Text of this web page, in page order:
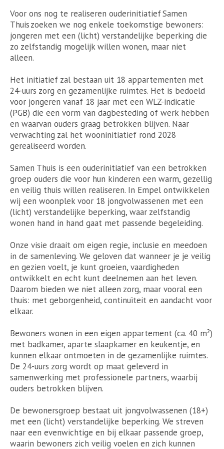
Voor ons nog te realiseren ouderinitiatief Samen
Thuis zoeken we nog enkele toekomstige bewoners:
jongeren met een (licht) verstandelijke beperking die
zo zelfstandig mogelijk willen wonen, maar niet
alleen.
Het initiatief zal bestaan uit 18 appartementen met
24-uurs zorg en gezamenlijke ruimtes. Het is bedoeld
voor jongeren vanaf 18 jaar met een WLZ-indicatie
(PGB) die een vorm van dagbesteding of werk hebben
en waarvan ouders graag betrokken blijven. Naar
verwachting zal het wooninitiatief rond 2028
gerealiseerd worden.
Samen Thuis is een ouderinitiatief van een betrokken
groep ouders die voor hun kinderen een warm, gezellig
en veilig thuis willen realiseren. In Empel ontwikkelen
wij een woonplek voor 18 jongvolwassenen met een
(licht) verstandelijke beperking, waar zelfstandig
wonen hand in hand gaat met passende begeleiding.
Onze visie draait om eigen regie, inclusie en meedoen
in de samenleving. We geloven dat wanneer je je veilig
en gezien voelt, je kunt groeien, vaardigheden
ontwikkelt en echt kunt deelnemen aan het leven.
Daarom bieden we niet alleen zorg, maar vooral een
thuis: met geborgenheid, continuïteit en aandacht voor
elkaar.
Bewoners wonen in een eigen appartement (ca. 40 m²)
met badkamer, aparte slaapkamer en keukentje, en
kunnen elkaar ontmoeten in de gezamenlijke ruimtes.
De 24-uurs zorg wordt op maat geleverd in
samenwerking met professionele partners, waarbij
ouders betrokken blijven.
De bewonersgroep bestaat uit jongvolwassenen (18+)
met een (licht) verstandelijke beperking. We streven
naar een evenwichtige en bij elkaar passende groep,
waarin bewoners zich veilig voelen en zich kunnen